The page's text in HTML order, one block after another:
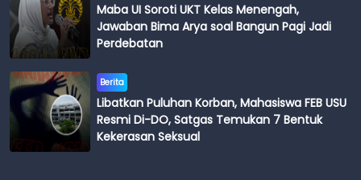
Maba UI Soroti UKT Kelas Menengah,
Jawaban Bima Arya soal Bangun Pagi Jadi
Perdebatan
Berita
Libatkan Puluhan Korban, Mahasiswa FEB USU
Resmi Di-DO, Satgas Temukan 7 Bentuk
Kekerasan Seksual